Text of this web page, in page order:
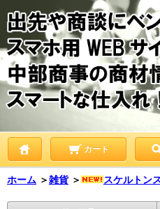
カート
ホーム ＞雑貨 ＞ スケルトン